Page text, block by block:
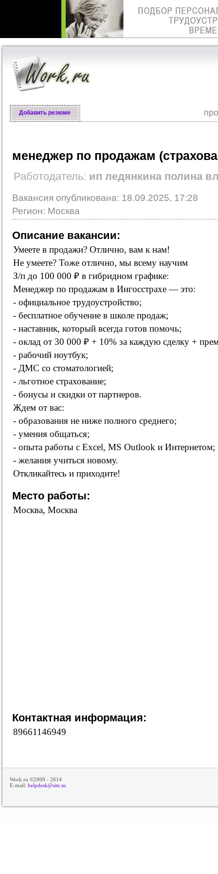
Добавить резюме
менеджер по продажам
Работодатель: ип ледянкина полина
Вакансия опубликована: 18.09.2025, 17:28
Регион: Москва
Описание вакансии:
Умеете в продажи? Отлично, вам к нам!
Не умеете? Тоже отлично, мы всему научим
З/п до 100 000 ₽ в гибридном графике:
Менеджер по продажам в Ингосстрахе — это:
- официальное трудоустройство;
- бесплатное обучение в школе продаж;
- наставник, который всегда готов помочь;
- оклад от 30 000 ₽ + 10% за каждую сделку +
- рабочий ноутбук;
- ДМС со стоматологией;
- льготное страхование;
- бонусы и скидки от партнеров.
Ждем от вас:
- образования не ниже полного среднего;
- умения общаться;
- опыта работы с Excel, MS Outlook и Интернетом;
- желания учиться новому.
Откликайтесь и приходите!
Место работы:
Москва, Москва
Контактная информация:
89661146949
Work.ru ©2009 - 2014
E-mail: helpdesk@site.su